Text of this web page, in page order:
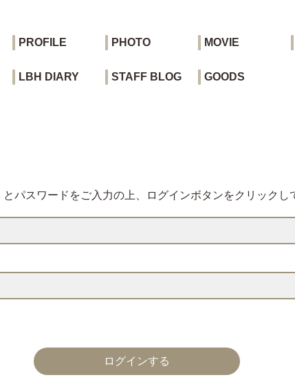
PROFILE PHOTO MOVIE
LBH DIARY STAFF BLOG GOODS
パスワードをご入力の上、ログインボタンをクリックし